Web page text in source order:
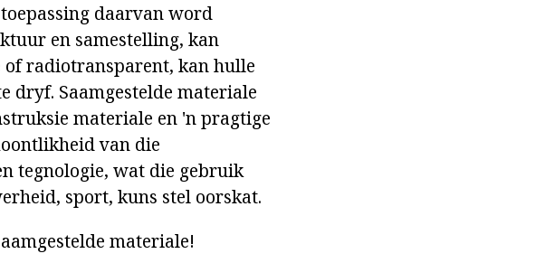
daarvan word
en samestelling, kan
of radiotransparent, kan hulle
dryf. Saamgestelde materiale
materiale en 'n pragtige
van die
tegnologie, wat die gebruik
sport, kuns stel oorskat.
materiale!